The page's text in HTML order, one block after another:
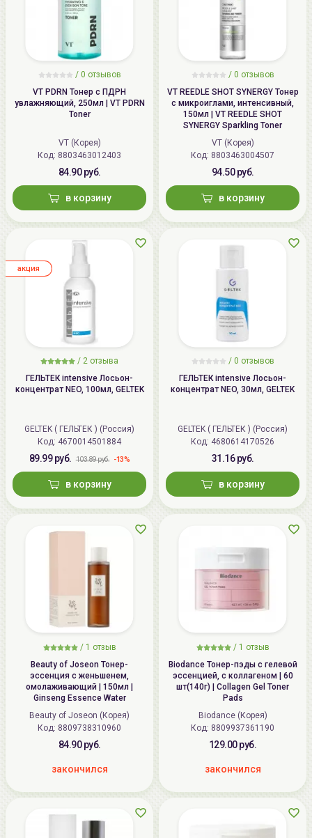
/ 0 отзывов
VT PDRN Тонер с ПДРН
увлажняющий, 250мл | VT PDRN
Toner
VT (Корея)
Код: 8803463012403
84.90 руб.
в корзину
/ 0 отзывов
VT REEDLE SHOT SYNERGY Тонер
с микроиглами, интенсивный,
150мл | VT REEDLE SHOT
SYNERGY Sparkling Toner
VT (Корея)
Код: 8803463004507
94.50 руб.
в корзину
/ 2 отзыва
ГЕЛЬТЕК intensive Лосьон-
концентрат NEO, 100мл, GELTEK
GELTEK ( ГЕЛЬТЕК ) (Россия)
Код: 4670014501884
89.99 руб. 103.89 руб. -13%
в корзину
aкция
/ 0 отзывов
ГЕЛЬТЕК intensive Лосьон-
концентрат NEO, 30мл, GELTEK
GELTEK ( ГЕЛЬТЕК ) (Россия)
Код: 4680614170526
31.16 руб.
в корзину
/ 1 отзыв
Beauty of Joseon Тонер-
эссенция с женьшенем,
омолаживающий | 150мл |
Ginseng Essence Water
Beauty of Joseon (Корея)
Код: 8809738310960
84.90 руб.
закончился
/ 1 отзыв
Biodance Тонер-пэды с гелевой
эссенцией, с коллагеном | 60
шт(140г) | Collagen Gel Toner
Pads
Biodance (Корея)
Код: 8809937361190
129.00 руб.
закончился